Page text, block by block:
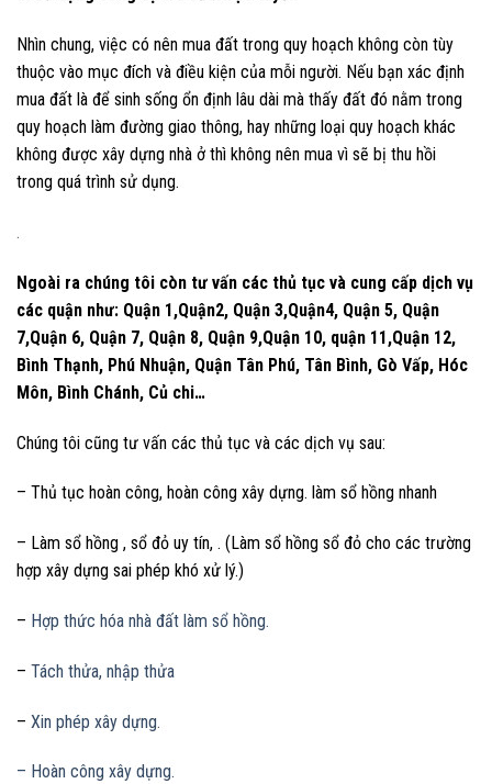
Nhìn chung, việc có nên mua đất trong quy hoạch không còn tùy
thuộc vào mục đích và điều kiện của mỗi người. Nếu bạn xác định
mua đất là để sinh sống ổn định lâu dài mà thấy đất đó nằm trong
quy hoạch làm đường giao thông, hay những loại quy hoạch khác
không được xây dựng nhà ở thì không nên mua vì sẽ bị thu hồi
trong quá trình sử dụng.
.
Ngoài ra chúng tôi còn tư vấn các thủ tục và cung cấp dịch vụ
các quận như: Quận 1,Quận2, Quận 3,Quận4, Quận 5, Quận
7,Quận 6, Quận 7, Quận 8, Quận 9,Quận 10, quận 11,Quận 12,
Bình Thạnh, Phú Nhuận, Quận Tân Phú, Tân Bình, Gò Vấp, Hóc
Môn, Bình Chánh, Củ chi…
Chúng tôi cũng tư vấn các thủ tục và các dịch vụ sau:
– Thủ tục hoàn công, hoàn công xây dựng. làm sổ hồng nhanh
– Làm sổ hồng , sổ đỏ uy tín, . (Làm sổ hồng sổ đỏ cho các trường
hợp xây dựng sai phép khó xử lý.)
– Hợp thức hóa nhà đất làm sổ hồng.
– Tách thửa, nhập thửa
– Xin phép xây dựng.
– Hoàn công xây dựng.